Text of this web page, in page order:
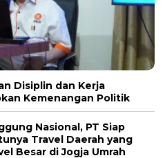
Disiplin dan Kerja
Kemenangan Politik
Nasional, PT Siap
Travel Daerah yang
Besar di Jogja Umrah